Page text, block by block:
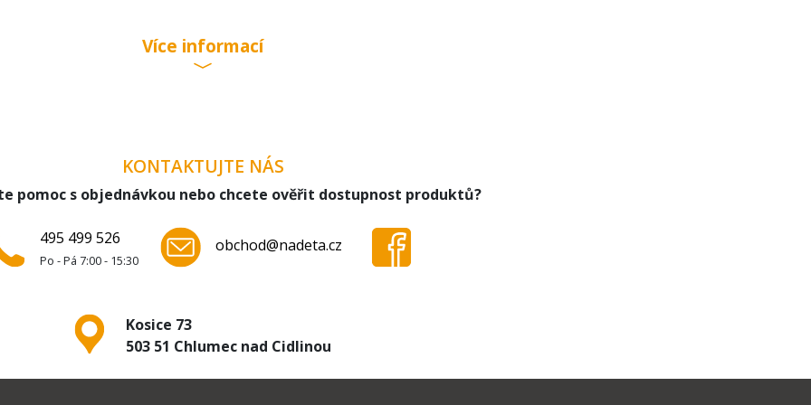
collection
Více informací
KONTAKTUJTE NÁS
pomoc s objednávkou nebo chcete ověřit dostupnost produktů?
495 499 526
Po - Pá 7:00 - 15:30
obchod@nadeta.cz
Kosice 73
503 51 Chlumec nad Cidlinou